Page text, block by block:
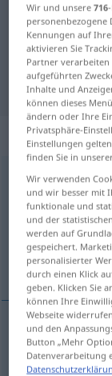
Deutsch-
"Bericht"
"Bericht"
Berichtm
Übersicht
(Für mehr Details
извештај
извештај
Wir und unsere716
Kennungen auf
aktivieren Sie
Partner verarbeiten
aufgeführten
Inhalte und
können dieses
ändern oder Ihre
Privatsphäre-
Einstellungen
finden Sie in
Wir verwenden
und wir besser mit
funktionale und
und der
werden auf
gespeichert.
personalisierter
durch einen Klick
geben. Klicken Sie
können Ihre
Webseite
und den
Button „Mehr
Datenverarbeitung